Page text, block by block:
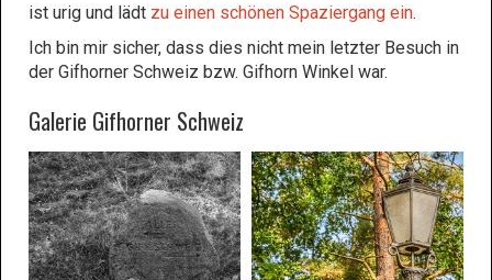
ist urig und lädt zu einen schönen Spaziergang ein.
Ich bin mir sicher, dass dies nicht mein letzter Besuch in
der Gifhorner Schweiz bzw. Gifhorn Winkel war.
Galerie Gifhorner Schweiz